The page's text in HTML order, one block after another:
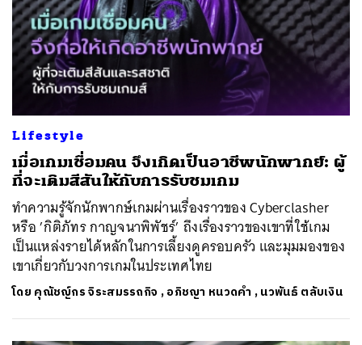
Lifestyle
เมื่อเกมเชื่อมคน จึงเกิดเป็นอาชีพนักพากย์: ผู้
ที่จะเติมสีสันให้กับการรับชมเกม
ทำความรู้จักนักพากษ์เกมผ่านเรื่องราวของ Cyberclasher
หรือ ’กิติภัทร กาญจนาพิพัชร์’ ถึงเรื่องราวของเขาที่ใช้เกม
เป็นแหล่งรายได้หลักในการเลี้ยงดูครอบครัว และมุมมองของ
เขาเกี่ยวกับวงการเกมในประเทศไทย
โดย คุณัชญ์กร จิระสมรรถกิจ ,อภิชญา หนวดคำ ,นวพันธ์ ตลับเงิน
SHARE